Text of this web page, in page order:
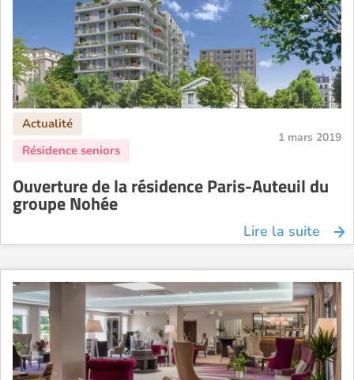
1 mars 2019
Ouverture de la résidence Paris-Auteuil du
groupe Nohée
Lire la suite